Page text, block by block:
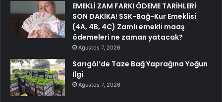
EMEKLİ ZAM FARKI ÖDEME TARİHLERİ
SON DAKİKA! SSK-Bağ-Kur Emeklisi
(4A, 4B, 4C) Zamlı emekli maaş
ödemeleri ne zaman yatacak?
Ağustos 7, 2026
Sarıgöl’de Taze Bağ Yaprağına Yoğun
İlgi
Ağustos 7, 2026